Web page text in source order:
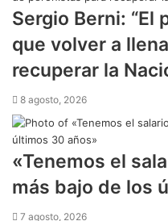
Sergio Berni: “El
que volver a
recuperar la
8 agosto, 2026
​«Tenemos el
más bajo de los
7 agosto, 2026